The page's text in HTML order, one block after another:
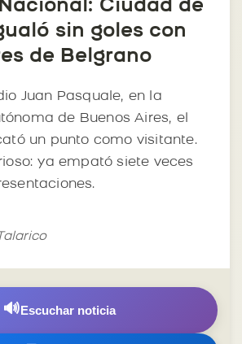
Ciudad de
sin goles con
de Belgrano
Juan Pasquale, en la
de Buenos Aires, el
un punto como visitante.
ya empató siete veces
🔊Escuchar noticia